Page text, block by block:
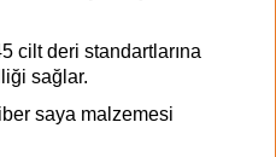
cilt deri standartlarına
sağlar.
saya malzemesi